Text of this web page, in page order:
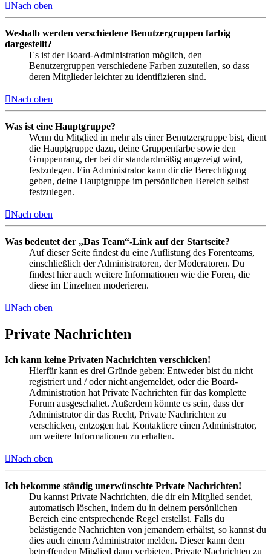
Nach oben
Weshalb werden verschiedene Benutzergruppen farbig
dargestellt?
Es ist der Board-Administration möglich, den
Benutzergruppen verschiedene Farben zuzuteilen, so dass
deren Mitglieder leichter zu identifizieren sind.
Nach oben
Was ist eine Hauptgruppe?
Wenn du Mitglied in mehr als einer Benutzergruppe bist, dient
die Hauptgruppe dazu, deine Gruppenfarbe sowie den
Gruppenrang, der bei dir standardmäßig angezeigt wird,
festzulegen. Ein Administrator kann dir die Berechtigung
geben, deine Hauptgruppe im persönlichen Bereich selbst
festzulegen.
Nach oben
Was bedeutet der „Das Team“-Link auf der Startseite?
Auf dieser Seite findest du eine Auflistung des Forenteams,
einschließlich der Administratoren, der Moderatoren. Du
findest hier auch weitere Informationen wie die Foren, die
diese im Einzelnen moderieren.
Nach oben
Private Nachrichten
Ich kann keine Privaten Nachrichten verschicken!
Hierfür kann es drei Gründe geben: Entweder bist du nicht
registriert und / oder nicht angemeldet, oder die Board-
Administration hat Private Nachrichten für das komplette
Forum ausgeschaltet. Außerdem könnte es sein, dass der
Administrator dir das Recht, Private Nachrichten zu
verschicken, entzogen hat. Kontaktiere einen Administrator,
um weitere Informationen zu erhalten.
Nach oben
Ich bekomme ständig unerwünschte Private Nachrichten!
Du kannst Private Nachrichten, die dir ein Mitglied sendet,
automatisch löschen, indem du in deinem persönlichen
Bereich eine entsprechende Regel erstellst. Falls du
belästigende Nachrichten von jemandem erhältst, so kannst du
dies auch einem Administrator melden. Dieser kann dem
betreffenden Mitglied dann verbieten, Private Nachrichten zu